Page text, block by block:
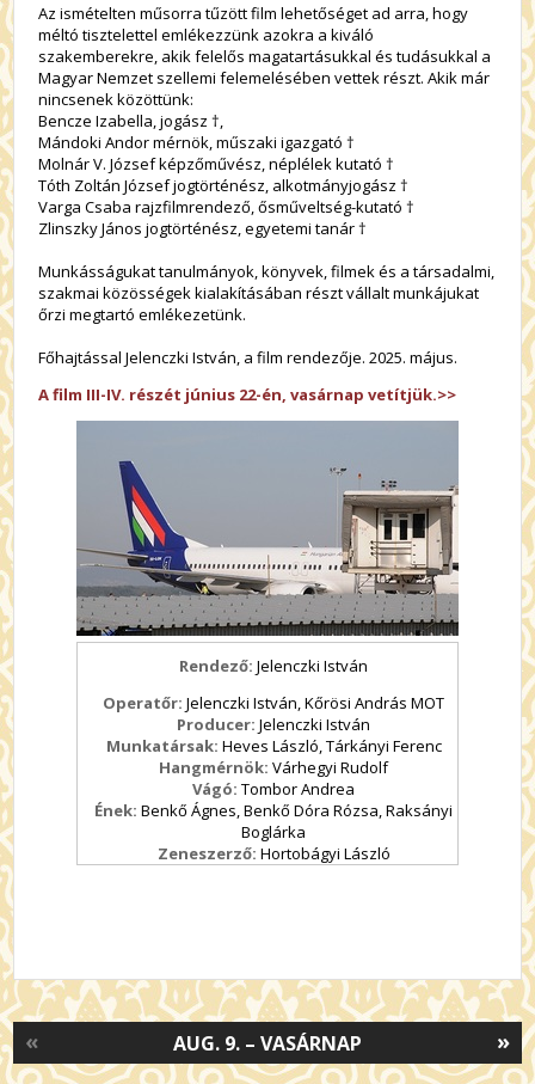
Az ismételten műsorra tűzött film lehetőséget ad arra, hogy
méltó tisztelettel emlékezzünk azokra a kiváló
szakemberekre, akik felelős magatartásukkal és tudásukkal a
Magyar Nemzet szellemi felemelésében vettek részt. Akik már
nincsenek közöttünk:
Bencze Izabella, jogász†,
Mándoki Andor mérnök, műszaki igazgató †
Molnár V. József képzőművész, néplélek kutató †
Tóth Zoltán József jogtörténész, alkotmányjogász †
Varga Csaba rajzfilmrendező, ősműveltség-kutató †
Zlinszky János jogtörténész, egyetemi tanár †
Munkásságukat tanulmányok, könyvek, filmek és a társadalmi,
szakmai közösségek kialakításában részt vállalt munkájukat
őrzi megtartó emlékezetünk.
Főhajtással Jelenczki István, a film rendezője. 2025. május.
A film III-IV. részét június 22-én, vasárnap vetítjük.>>
Rendező: Jelenczki István
Operatőr: Jelenczki István, Kőrösi András MOT
Producer: Jelenczki István
Munkatársak: Heves László, Tárkányi Ferenc
Hangmérnök: Várhegyi Rudolf
Vágó: Tombor Andrea
Ének: Benkő Ágnes, Benkő Dóra Rózsa, Raksányi
Boglárka
Zeneszerző: Hortobágyi László
»
AUG. 9. – VASÁRNAP
«